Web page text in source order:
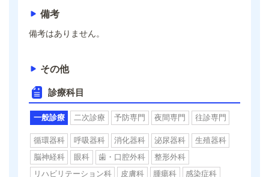
備考
備考はありません。
その他
診療科目
一般診療 二次診療 予防専門 夜間専門 往診専門
循環器科 呼吸器科 消化器科 泌尿器科
生殖器科
脳神経科
眼科 歯・口腔外科
整形外科
リハビリテーション科
皮膚科 腫瘍科
感染症科